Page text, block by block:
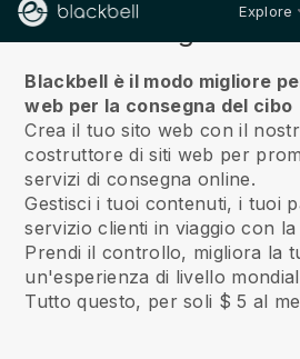
Explore
Blackbell è il modo migliore
web per la consegna del cibo
Crea il tuo sito web con il
costruttore di siti web per
servizi di consegna online.
Gestisci i tuoi contenuti, i tuoi
servizio clienti in viaggio con
Prendi il controllo, migliora la
un'esperienza di livello
Tutto questo, per soli $ 5 al